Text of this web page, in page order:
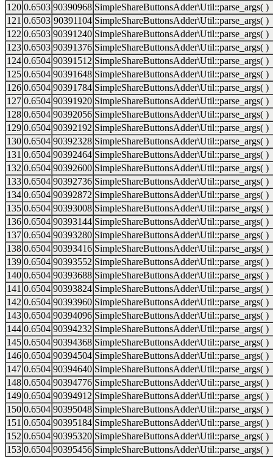
120 0.6503 90390968 SimpleShareButtonsAdder\Util::parse_args( )
121 0.6503 90391104 SimpleShareButtonsAdder\Util::parse_args( )
122 0.6503 90391240 SimpleShareButtonsAdder\Util::parse_args( )
123 0.6503 90391376 SimpleShareButtonsAdder\Util::parse_args( )
124 0.6504 90391512 SimpleShareButtonsAdder\Util::parse_args( )
125 0.6504 90391648 SimpleShareButtonsAdder\Util::parse_args( )
126 0.6504 90391784 SimpleShareButtonsAdder\Util::parse_args( )
127 0.6504 90391920 SimpleShareButtonsAdder\Util::parse_args( )
128 0.6504 90392056 SimpleShareButtonsAdder\Util::parse_args( )
129 0.6504 90392192 SimpleShareButtonsAdder\Util::parse_args( )
130 0.6504 90392328 SimpleShareButtonsAdder\Util::parse_args( )
131 0.6504 90392464 SimpleShareButtonsAdder\Util::parse_args( )
132 0.6504 90392600 SimpleShareButtonsAdder\Util::parse_args( )
133 0.6504 90392736 SimpleShareButtonsAdder\Util::parse_args( )
134 0.6504 90392872 SimpleShareButtonsAdder\Util::parse_args( )
135 0.6504 90393008 SimpleShareButtonsAdder\Util::parse_args( )
136 0.6504 90393144 SimpleShareButtonsAdder\Util::parse_args( )
137 0.6504 90393280 SimpleShareButtonsAdder\Util::parse_args( )
138 0.6504 90393416 SimpleShareButtonsAdder\Util::parse_args( )
139 0.6504 90393552 SimpleShareButtonsAdder\Util::parse_args( )
140 0.6504 90393688 SimpleShareButtonsAdder\Util::parse_args( )
141 0.6504 90393824 SimpleShareButtonsAdder\Util::parse_args( )
142 0.6504 90393960 SimpleShareButtonsAdder\Util::parse_args( )
143 0.6504 90394096 SimpleShareButtonsAdder\Util::parse_args( )
144 0.6504 90394232 SimpleShareButtonsAdder\Util::parse_args( )
145 0.6504 90394368 SimpleShareButtonsAdder\Util::parse_args( )
146 0.6504 90394504 SimpleShareButtonsAdder\Util::parse_args( )
147 0.6504 90394640 SimpleShareButtonsAdder\Util::parse_args( )
148 0.6504 90394776 SimpleShareButtonsAdder\Util::parse_args( )
149 0.6504 90394912 SimpleShareButtonsAdder\Util::parse_args( )
150 0.6504 90395048 SimpleShareButtonsAdder\Util::parse_args( )
151 0.6504 90395184 SimpleShareButtonsAdder\Util::parse_args( )
152 0.6504 90395320 SimpleShareButtonsAdder\Util::parse_args( )
153 0.6504 90395456 SimpleShareButtonsAdder\Util::parse_args( )